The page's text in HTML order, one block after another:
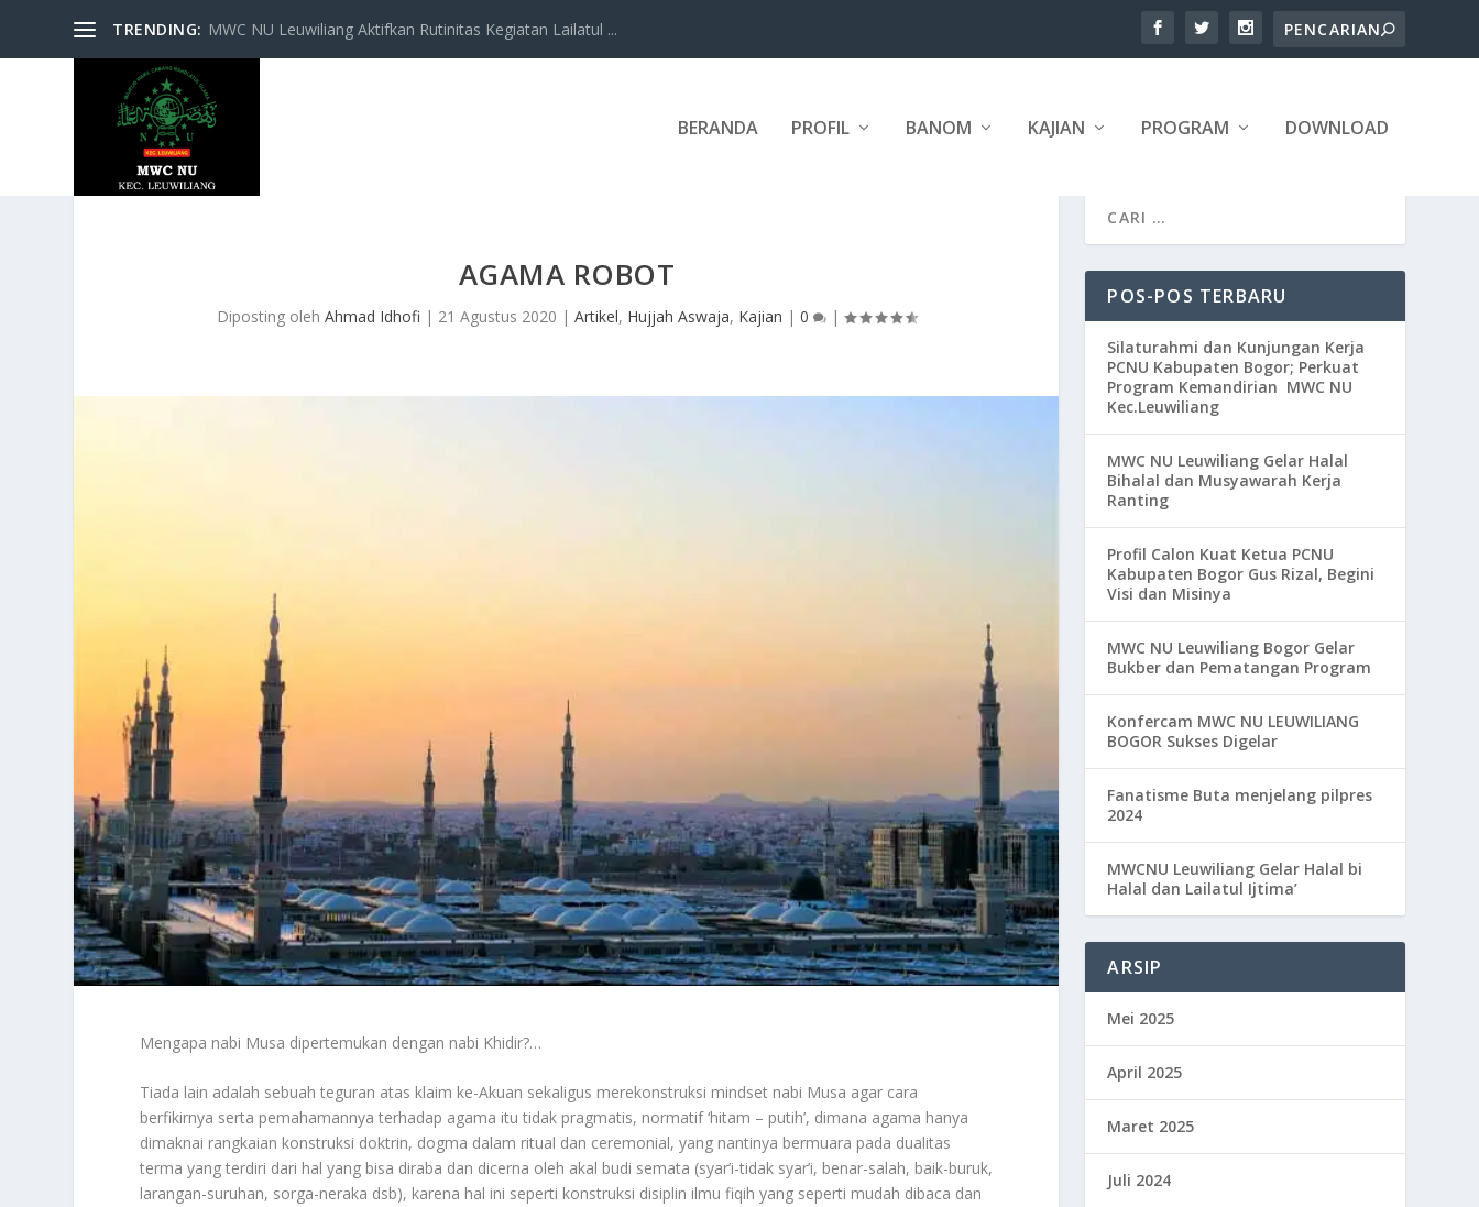
TRENDING: MWC NU Leuwiliang Aktifkan Rutinitas Kegiatan Lailatul ...
BERANDA PROFIL BANOM KAJIAN PROGRAM DOWNLOAD
AGAMA ROBOT
Diposting oleh Ahmad Idhofi | 21 Agustus 2020 | Artikel, Hujjah Aswaja, Kajian | 0 |
Mengapa nabi Musa dipertemukan dengan nabi Khidir?…
Tiada lain adalah sebuah teguran atas klaim ke-Akuan sekaligus merekonstruksi mindset nabi Musa agar cara
berfikirnya serta pemahamannya terhadap agama itu tidak pragmatis, normatif ‘hitam – putih’, dimana agama hanya
dimaknai rangkaian konstruksi doktrin, dogma dalam ritual dan ceremonial, yang nantinya bermuara pada dualitas
terma yang terdiri dari hal yang bisa diraba dan dicerna oleh akal budi semata (syar’i-tidak syar’i, benar-salah, baik-buruk,
larangan-suruhan, sorga-neraka dsb), karena hal ini seperti konstruksi disiplin ilmu fiqih yang seperti mudah dibaca dan
POS-POS TERBARU
Silaturahmi dan Kunjungan Kerja
PCNU Kabupaten Bogor; Perkuat
Program Kemandirian MWC NU
Kec.Leuwiliang
MWC NU Leuwiliang Gelar Halal
Bihalal dan Musyawarah Kerja
Ranting
Profil Calon Kuat Ketua PCNU
Kabupaten Bogor Gus Rizal, Begini
Visi dan Misinya
MWC NU Leuwiliang Bogor Gelar
Bukber dan Pematangan Program
Konfercam MWC NU LEUWILIANG
BOGOR Sukses Digelar
Fanatisme Buta menjelang pilpres
2024
MWCNU Leuwiliang Gelar Halal bi
Halal dan Lailatul Ijtima’
ARSIP
Mei 2025
April 2025
Maret 2025
Juli 2024